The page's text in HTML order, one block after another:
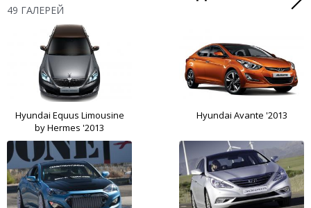
49 ГАЛЕРЕЙ
Hyundai Equus Limousine
by Hermes '2013
Hyundai Avante '2013